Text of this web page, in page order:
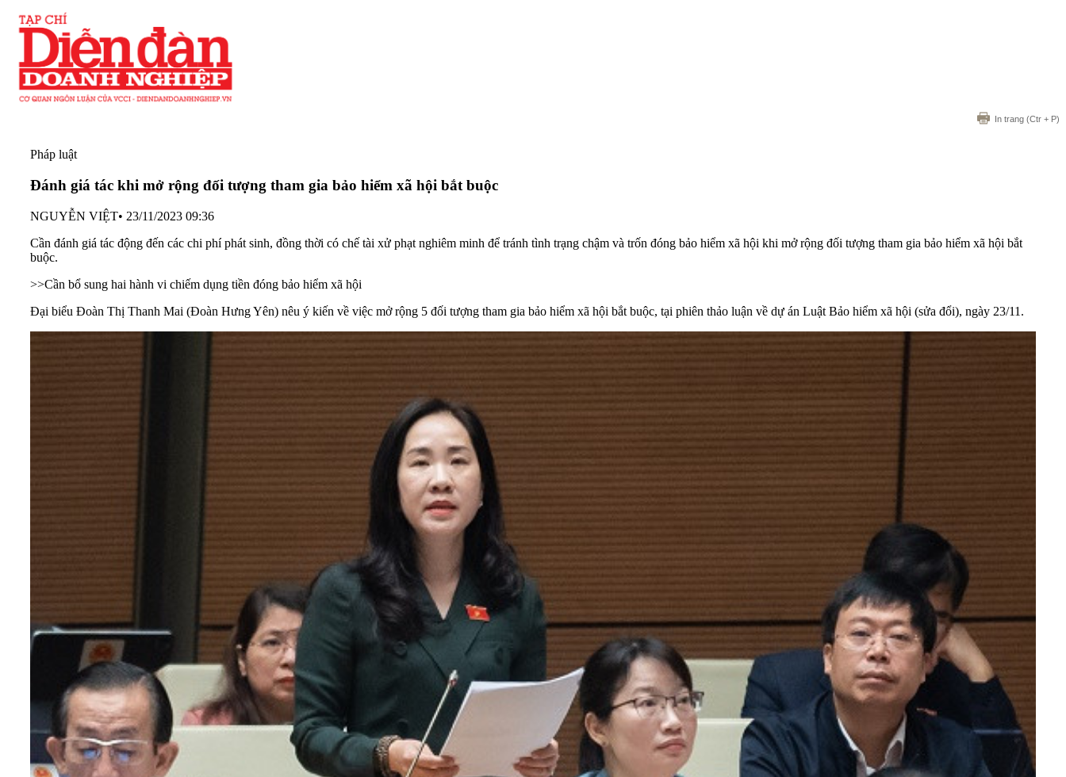
In trang (Ctr + P)
Pháp luật
Đánh giá tác khi mở rộng đối tượng tham gia bảo hiểm xã hội bắt buộc
NGUYỄN VIỆT• 23/11/2023 09:36
Cần đánh giá tác động đến các chi phí phát sinh, đồng thời có chế tài xử phạt nghiêm minh để tránh tình trạng chậm và trốn đóng bảo hiểm xã hội khi mở rộng đối tượng tham gia bảo hiểm xã hội bắt
buộc.
>>Cần bổ sung hai hành vi chiếm dụng tiền đóng bảo hiểm xã hội
Đại biểu Đoàn Thị Thanh Mai (Đoàn Hưng Yên) nêu ý kiến về việc mở rộng 5 đối tượng tham gia bảo hiểm xã hội bắt buộc, tại phiên thảo luận về dự án Luật Bảo hiểm xã hội (sửa đổi), ngày 23/11.